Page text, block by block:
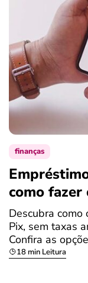
finanças
como
Descubra como
Pix, sem taxas
Confira as
18 min Leitura